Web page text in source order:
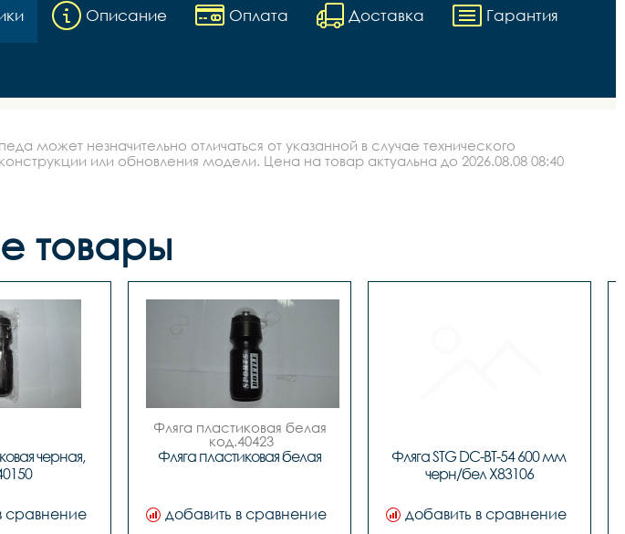
Описание Оплата Доставка Гарантия
может незначительно отличаться от указанной в случае технического
или обновления модели. Цена на товар актуальна до 2026.08.08 08:40
товары
черная,
сравнение
Фляга пластиковая белая
код.40423
Фляга пластиковая белая
добавить в сравнение
Фляга STG DC-BT-54 600 мм
черн/бел X83106
добавить в сравнение